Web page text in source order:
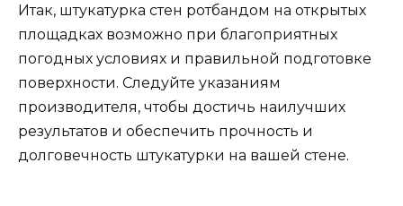
Итак, штукатурка стен ротбандом на открытых
площадках возможно при благоприятных
погодных условиях и правильной подготовке
поверхности. Следуйте указаниям
производителя, чтобы достичь наилучших
результатов и обеспечить прочность и
долговечность штукатурки на вашей стене.